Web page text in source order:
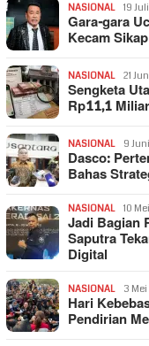
NASIONAL 19
Gara-gara
Kecam
NASIONAL 21
Sengketa
Rp11,1
NASIONAL 9
Dasco:
Bahas
NASIONAL 10
Jadi Bagian
Saputra
Digital
NASIONAL 3
Hari
Pendirian